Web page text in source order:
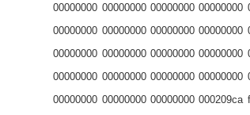
00000000 00000000 00000000
00000000 00000000 00000000
00000000 00000000 00000000
00000000 00000000 00000000
00000000 00000000 00000000